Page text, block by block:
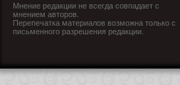
Мнение редакции не всегда совпадает с
мнением авторов.
Перепечатка материалов возможна только с
письменного разрешения редакции.